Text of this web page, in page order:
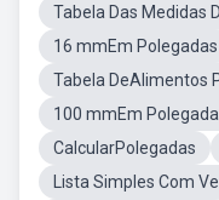
Tabela Das Medidas
16 mmEm Polegadas
Tabela DeAlimentos
100 mmEm
CalcularPolegadas
Lista Simples Com